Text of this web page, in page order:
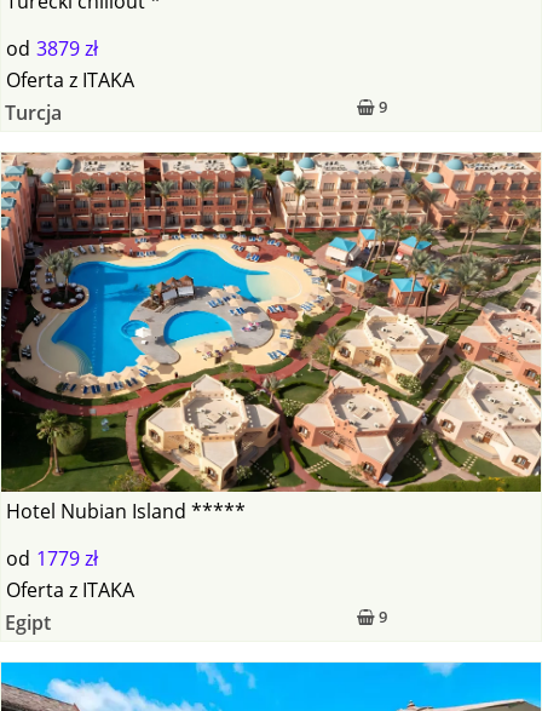
od 3879 zł
9
Oferta z ITAKA
Turcja
Hotel Nubian Island *****
od 1779 zł
9
Oferta z ITAKA
Egipt